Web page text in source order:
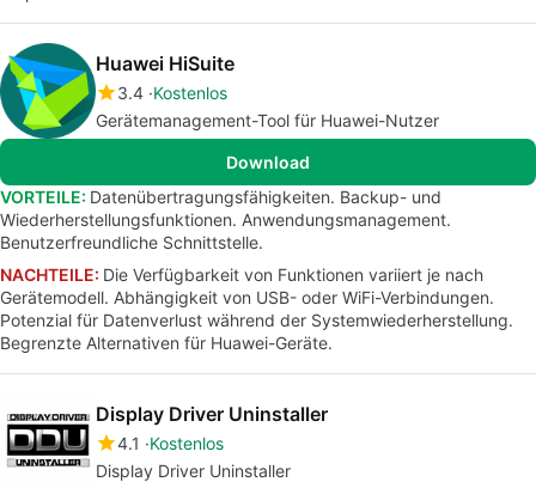
Huawei HiSuite
3.4 Kostenlos
Gerätemanagement-Tool für Huawei-Nutzer
Download
VORTEILE: Datenübertragungsfähigkeiten. Backup- und
Wiederherstellungsfunktionen. Anwendungsmanagement.
Benutzerfreundliche Schnittstelle.
NACHTEILE: Die Verfügbarkeit von Funktionen variiert je nach
Gerätemodell. Abhängigkeit von USB- oder WiFi-Verbindungen.
Potenzial für Datenverlust während der Systemwiederherstellung.
Begrenzte Alternativen für Huawei-Geräte.
Display Driver Uninstaller
4.1
Kostenlos
Display Driver Uninstaller